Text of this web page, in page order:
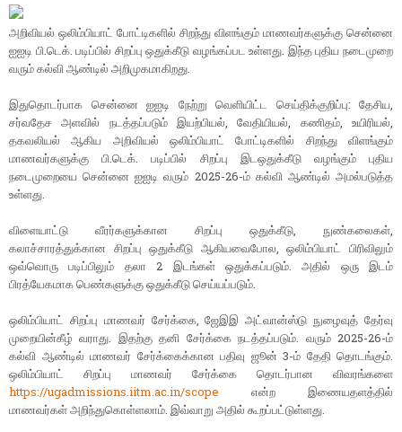
அறிவியல் ஒலிம்பியாட் போட்டிகளில் சிறந்து விளங்கும் மாணவர்களுக்கு சென்னை
ஐஐடி பி.டெக். படிப்பில் சிறப்பு ஒதுக்கீடு வழங்கப்பட உள்ளது. இந்த புதிய நடைமுறை
வரும் கல்வி ஆண்டில் அறிமுகமாகிறது.
இதுதொடர்பாக சென்னை ஐஐடி நேற்று வெளியிட்ட செய்திக்குறிப்பு: தேசிய,
சர்வதேச அளவில் நடத்தப்படும் இயற்பியல், வேதியியல், கணிதம், உயிரியல்,
தகவலியல் ஆகிய அறிவியல் ஒலிம்பியாட் போட்டிகளில் சிறந்து விளங்கும்
மாணவர்களுக்கு பி.டெக். படிப்பில் சிறப்பு இடஒதுக்கீடு வழங்கும் புதிய
நடைமுறையை சென்னை ஐஐடி வரும் 2025-26-ம் கல்வி ஆண்டில் அமல்படுத்த
உள்ளது.
விளையாட்டு வீரர்களுக்கான சிறப்பு ஒதுக்கீடு, நுண்கலைகள்,
கலாச்சாரத்துக்கான சிறப்பு ஒதுக்கீடு ஆகியவைபோல, ஒலிம்பியாட் பிரிவிலும்
ஒவ்வொரு படிப்பிலும் தலா 2 இடங்கள் ஒதுக்கப்படும். அதில் ஒரு இடம்
பிரத்யேகமாக பெண்களுக்கு ஒதுக்கீடு செய்யப்படும்.
ஒலிம்பியாட் சிறப்பு மாணவர் சேர்க்கை, ஜேஇஇ அட்வான்ஸ்டு நுழைவுத் தேர்வு
முறையின்கீழ் வராது. இதற்கு தனி சேர்க்கை நடத்தப்படும். வரும் 2025-26-ம்
கல்வி ஆண்டில் மாணவர் சேர்க்கைக்கான பதிவு ஜூன் 3-ம் தேதி தொடங்கும்.
ஒலிம்பியாட் சிறப்பு மாணவர் சேர்க்கை தொடர்பான விவரங்களை
https://ugadmissions.iitm.ac.in/scope என்ற இணையதளத்தில்
மாணவர்கள் அறிந்துகொள்ளலாம். இவ்வாறு அதில் கூறப்பட்டுள்ளது.